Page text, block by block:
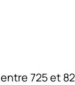
725 et